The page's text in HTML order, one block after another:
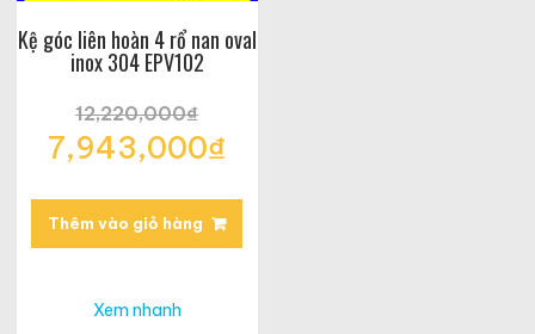
Kệ góc liên hoàn 4 rổ nan oval
inox 304 EPV102
12,220,000₫
Giá
gốc
7,943,000₫
hiện
tại
là:
Thêm vào giỏ hàng
Xem nhanh